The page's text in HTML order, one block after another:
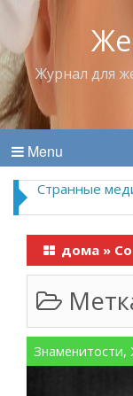
Журнал для
Menu
Странные
дома »